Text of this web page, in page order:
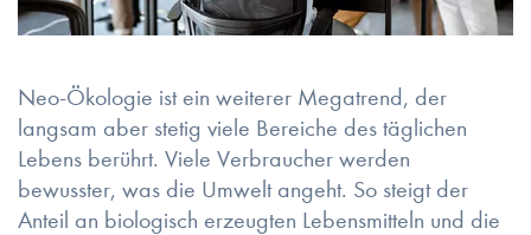
Neo-Ökologie ist ein weiterer Megatrend, der
langsam aber stetig viele Bereiche des täglichen
Lebens berührt. Viele Verbraucher werden
bewusster, was die Umwelt angeht. So steigt der
Anteil an biologisch erzeugten Lebensmitteln und die